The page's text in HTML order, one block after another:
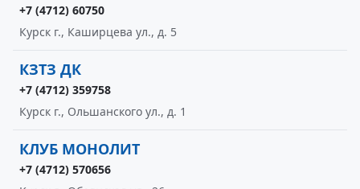
+7 (4712) 60750
Курск г., Каширцева ул., д. 5
КЗТЗ ДК
+7 (4712) 359758
Курск г., Ольшанского ул., д. 1
КЛУБ МОНОЛИТ
+7 (4712) 570656